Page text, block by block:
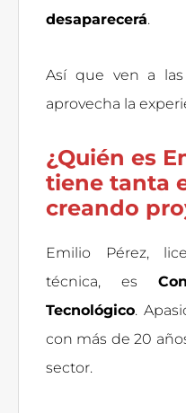
desaparecerá.
Así que ven a
aprovecha la
¿Quién es
tiene tanta
creando
Emilio Pérez,
técnica, es
Tecnológico.
con más de 20
sector.